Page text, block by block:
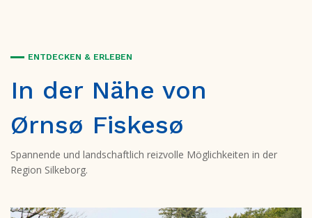
ENTDECKEN & ERLEBEN
In der Nähe von
Ørnsø Fiskesø
Spannende und landschaftlich reizvolle Möglichkeiten in der
Region Silkeborg.